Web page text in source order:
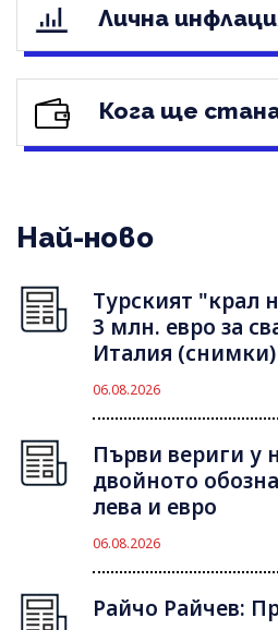
Лична
Кога ще
Най-ново
Турският "крал
3 млн. евро за
Италия (снимки)
06.08.2026
Първи вериги у
двойното
лева и евро
06.08.2026
Райчо Райчев: